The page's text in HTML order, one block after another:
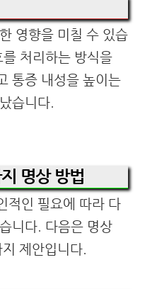
영향을 미칠 수 있습
처리하는 방식을
통증 내성을 높이는
습니다.
명상 방법
적인 필요에 따라 다
니다. 다음은 명상
제안입니다.